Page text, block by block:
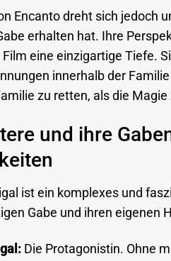
Encanto dreht sich jedoch
erhalten hat. Ihre
eine einzigartige Tiefe.
innerhalb der
zu retten, als die
und ihre
ist ein komplexes und
Gabe und ihren eigenen
Die Protagonistin. Ohne